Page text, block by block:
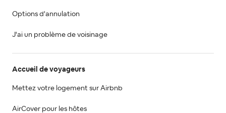
Options d'annulation
J'ai un problème de voisinage
Accueil de voyageurs
Mettez votre logement sur Airbnb
AirCover pour les hôtes